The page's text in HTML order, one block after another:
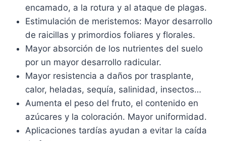
encamado, a la rotura y al ataque de plagas.
Estimulación de meristemos: Mayor desarrollo
de raicillas y primordios foliares y florales.
Mayor absorción de los nutrientes del suelo
por un mayor desarrollo radicular.
Mayor resistencia a daños por trasplante,
calor, heladas, sequía, salinidad, insectos…
Aumenta el peso del fruto, el contenido en
azúcares y la coloración. Mayor uniformidad.
Aplicaciones tardías ayudan a evitar la caída